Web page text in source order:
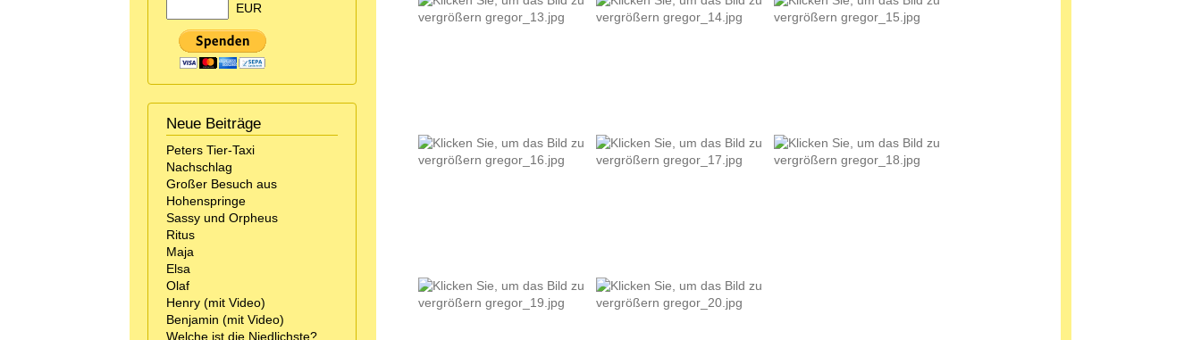
EUR
Neue Beiträge
Peters Tier-Taxi
Nachschlag
Großer Besuch aus
Hohenspringe
Sassy und Orpheus
Ritus
Maja
Elsa
Olaf
Henry (mit Video)
Benjamin (mit Video)
Welche ist die Niedlichste?